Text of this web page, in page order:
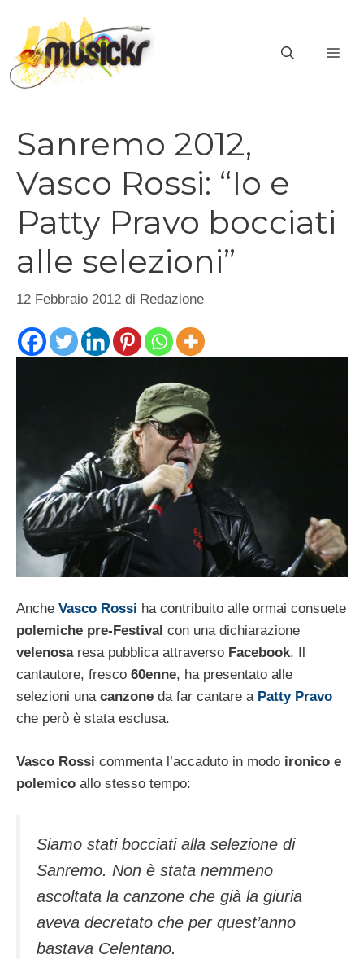
contenuto
Sanremo 2012,
Vasco Rossi: “Io e
Patty Pravo bocciati
alle selezioni”
12 Febbraio 2012 di Redazione
Anche Vasco Rossi ha contribuito alle ormai consuete
polemiche pre-Festival con una dichiarazione
velenosaresa pubblica attraverso Facebook. Il
cantautore, fresco 60enne, ha presentato alle
selezioni una canzone da far cantare a Patty Pravo
che però è stata esclusa.
Vasco Rossi commenta l’accaduto in modo ironico e
polemico allo stesso tempo:
Siamo stati bocciati alla selezione di
Sanremo. Non è stata nemmeno
ascoltata la canzone che già la giuria
aveva decretato che per quest’anno
bastava Celentano.